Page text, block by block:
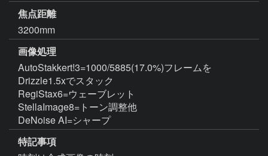
焦点距離
3200mm
画像処理
AutoStakkert!3=1000/5885(17.0%)フレームを
Drizzle1.5xでスタック
RegiStax6=ウェーブレット
StellaImage8=トーン調整他
DeNoise AI=シャープ
特記事項